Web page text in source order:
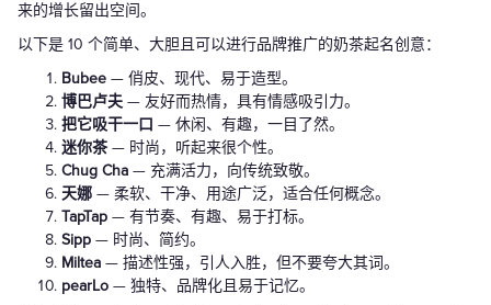
来的增长留出空间。
以下是 10 个简单、大胆且可以进行品牌推广的奶茶起名创意：
Bubee — 俏皮、现代、易于造型。
博巴卢夫 — 友好而热情，具有情感吸引力。
把它吸干一口 — 休闲、有趣，一目了然。
迷你茶 — 时尚，听起来很个性。
Chug Cha — 充满活力，向传统致敬。
天娜 — 柔软、干净、用途广泛，适合任何概念。
TapTap — 有节奏、有趣、易于打标。
Sipp — 时尚、简约。
Miltea — 描述性强，引人入胜，但不要夸大其词。
pearLo — 独特、品牌化且易于记忆。